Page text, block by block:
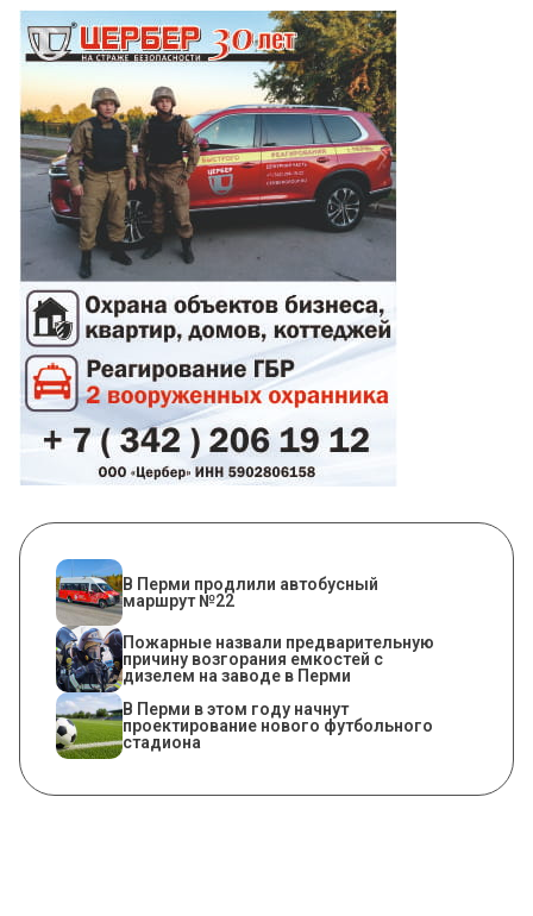
В Перми продлили автобусный
маршрут №22
Пожарные назвали предварительную
причину возгорания емкостей с
дизелем на заводе в Перми
В Перми в этом году начнут
проектирование нового футбольного
стадиона